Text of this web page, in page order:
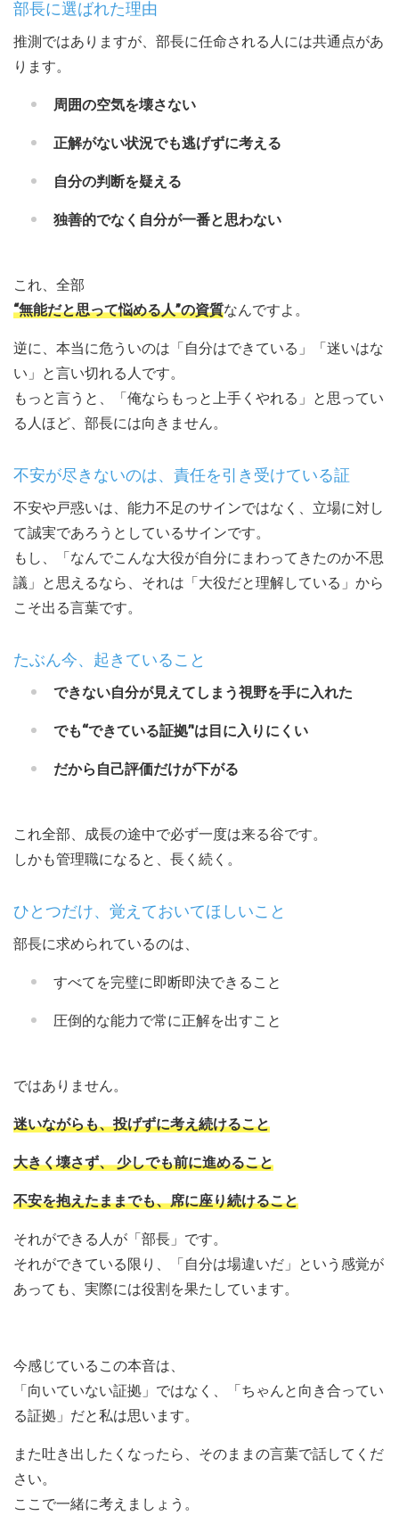
部長に選ばれた理由
推測ではありますが、部長に任命される人には共通点があ
ります。
周囲の空気を壊さない
正解がない状況でも逃げずに考える
自分の判断を疑える
独善的でなく自分が一番と思わない
これ、全部
“無能だと思って悩める人”の資質なんですよ。
逆に、本当に危ういのは「自分はできている」「迷いはな
い」と言い切れる人です。
もっと言うと、「俺ならもっと上手くやれる」と思ってい
る人ほど、部長には向きません。
不安が尽きないのは、責任を引き受けている証
不安や戸惑いは、能力不足のサインではなく、立場に対し
て誠実であろうとしているサインです。
もし、「なんでこんな大役が自分にまわってきたのか不思
議」と思えるなら、それは「大役だと理解している」から
こそ出る言葉です。
たぶん今、起きていること
できない自分が見えてしまう視野を手に入れた
でも‘‘できている証拠’'は目に入りにくい
だから自己評価だけが下がる
これ全部、成長の途中で必ず一度は来る谷です。
しかも管理職になると、長く続く。
ひとつだけ、覚えておいてほしいこと
部長に求められているのは、
すべてを完璧に即断即決できること
圧倒的な能力で常に正解を出すこと
ではありません。
迷いながらも、投げずに考え続けること
大きく壊さず、 少しでも前に進めること
不安を抱えたままでも、席に座り続けること
それができる人が「部長」です。
それができている限り、「自分は場違いだ」という感覚が
あっても、実際には役割を果たしています。
今感じているこの本音は、
「向いていない証拠」ではなく、「ちゃんと向き合ってい
る証拠」だと私は思います。
また吐き出したくなったら、そのままの言葉で話してくだ
さい。
ここで一緒に考えましょう。